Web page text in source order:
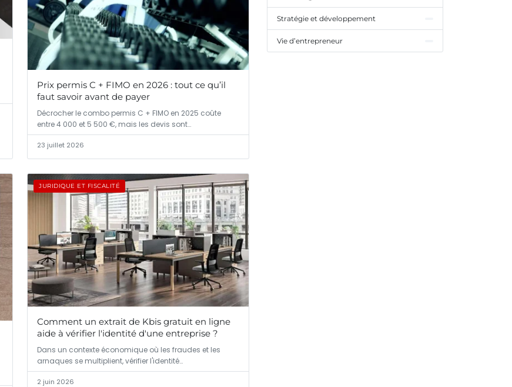
Prix permis C + FIMO en 2026 : tout ce qu’il
faut savoir avant de payer
Décrocher le combo permis C + FIMO en 2025 coûte
entre 4 000 et 5 500 €, mais les devis sont…
23 juillet 2026
JURIDIQUE ET FISCALITÉ
Comment un extrait de Kbis gratuit en ligne
aide à vérifier l'identité d'une entreprise ?
Dans un contexte économique où les fraudes et les
arnaques se multiplient, vérifier l'identité…
2 juin 2026
Stratégie et développement
Vie d’entrepreneur